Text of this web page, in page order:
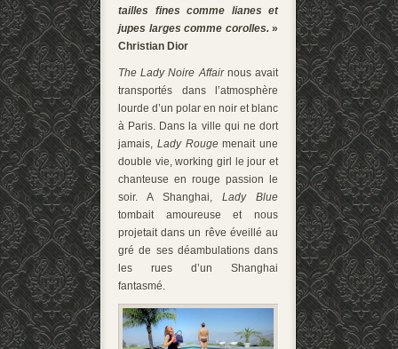
tailles fines comme lianes et
jupes larges comme corolles.»
Christian Dior
The Lady Noire Affairnous avait
transportés dans l’atmosphère
lourde d’un polar en noir et blanc
à Paris. Dans la ville qui ne dort
jamais, Lady Rougemenait une
double vie, working girl le jour et
chanteuse en rouge passion le
soir. A Shanghai, Lady Blue
tombait amoureuse et nous
projetait dans un rêve éveillé au
gré de ses déambulations dans
les rues d’un Shanghai
fantasmé.